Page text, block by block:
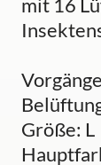
mit 16
Größe: L